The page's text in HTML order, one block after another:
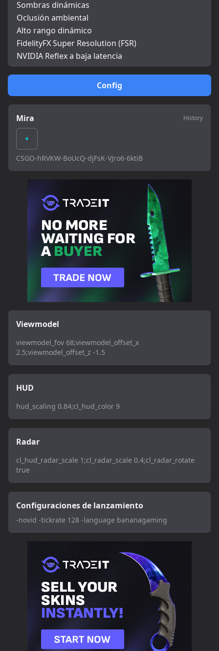
Config
Mira History
CSGO-hRVKW-BoUcQ-djFsK-VJro6-6ktiB
Viewmodel
viewmodel_fov 68;viewmodel_offset_x
2.5;viewmodel_offset_z -1.5
HUD
hud_scaling 0.84;cl_hud_color 9
Radar
cl_hud_radar_scale 1;cl_radar_scale 0.4;cl_radar_rotate
true
Configuraciones de lanzamiento
-novid -tickrate 128 -language bananagaming
Sombras dinámicas
Oclusión ambiental
Alto rango dinámico
FidelityFX Super Resolution (FSR)
NVIDIA Reflex a baja latencia